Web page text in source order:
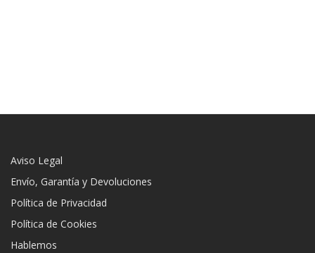
Aviso Legal
Envío, Garantía y Devoluciones
Política de Privacidad
Política de Cookies
Hablemos